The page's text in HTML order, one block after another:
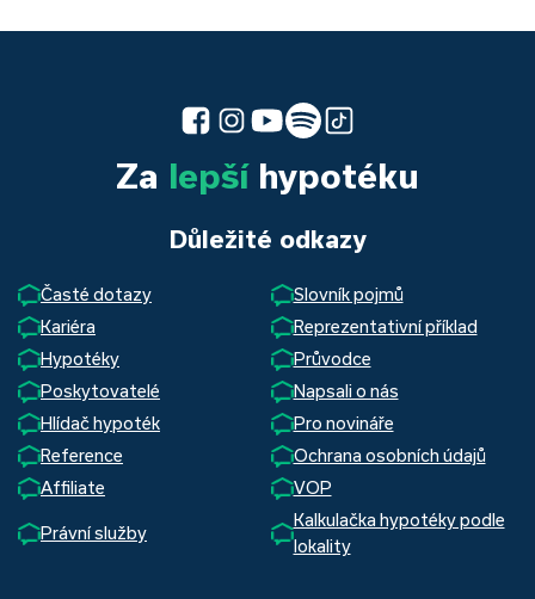
Za lepšíhypotéku
Důležité odkazy
Časté dotazy
Slovník pojmů
Kariéra
Reprezentativní příklad
Hypotéky
Průvodce
Poskytovatelé
Napsali o nás
Hlídač hypoték
Pro novináře
Reference
Ochrana osobních údajů
Affiliate
VOP
Právní služby
Kalkulačka hypotéky podle
lokality